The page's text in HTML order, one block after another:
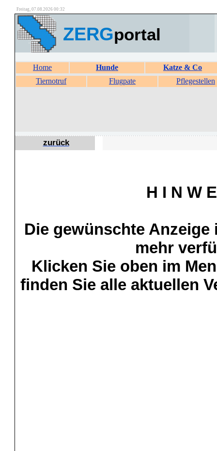
Freitag, 07.08.2026 00:32
ZERGportal
Home Hunde
Katze & Co
Tiernotruf
Flugpate Pflegestellen
zurück
H I N W
Die gewünschte
mehr
Klicken Sie oben im
finden Sie alle aktuellen